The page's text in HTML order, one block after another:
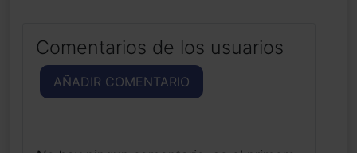
Comentarios de los usuarios
AÑADIR COMENTARIO